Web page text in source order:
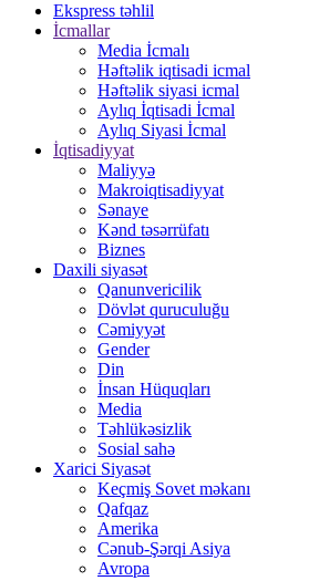
Ekspress təhlil
İcmallar
Media İcmalı
Həftəlik iqtisadi icmal
Həftəlik siyasi icmal
Aylıq İqtisadi İcmal
Aylıq Siyasi İcmal
İqtisadiyyat
Maliyyə
Makroiqtisadiyyat
Sənaye
Kənd təsərrüfatı
Biznes
Daxili siyasət
Qanunvericilik
Dövlət quruculuğu
Cəmiyyət
Gender
Din
İnsan Hüquqları
Media
Təhlükəsizlik
Sosial sahə
Xarici Siyasət
Keçmiş Sovet məkanı
Qafqaz
Amerika
Cənub-Şərqi Asiya
Avropa